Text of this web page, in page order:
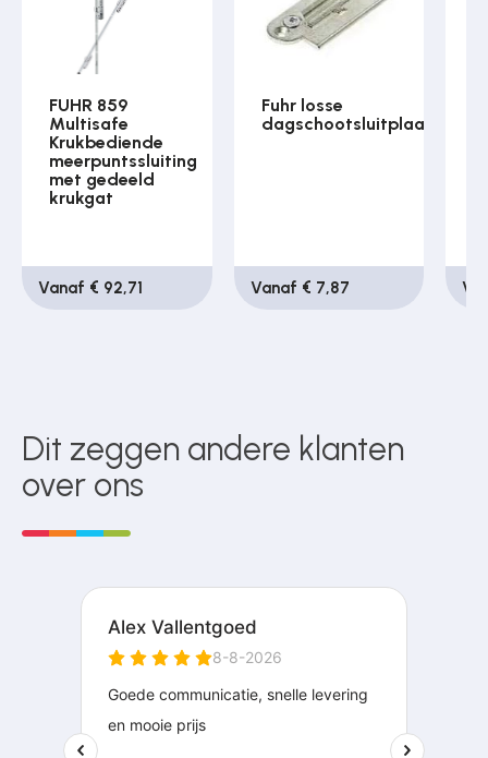
FUHR 859
Multisafe
Krukbediende
meerpuntssluiting
met gedeeld
krukgat
Vanaf € 92,71
Fuhr losse
dagschootsluitplaat
Vanaf € 7,87
Dit zeggen andere klanten
over ons